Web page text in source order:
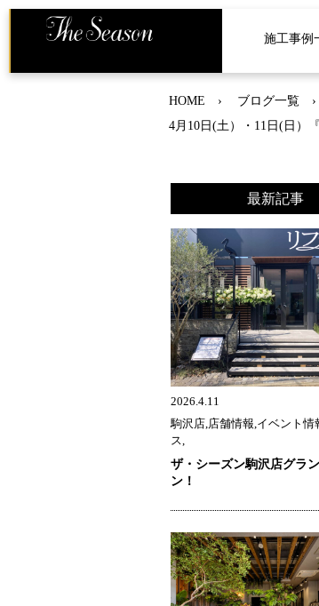
施工事例
HOME
ブログ一覧
4月10日(土）・11日(日）
最新記事
2026.4.11
駒沢店,店舗情報,イベント情
ス,
ザ・シーズン駒沢店グラ
ン！